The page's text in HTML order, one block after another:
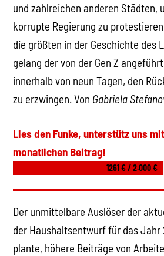
und zahlreichen anderen Städten,
korrupte Regierung zu
die größten in der Geschichte des
gelang der von der Gen Z
innerhalb von neun Tagen, den
zu erzwingen. Von Gabriela
Lies den Funke, unterstütz uns
monatlichen Beitrag!
1261 € / 2.000 €
Der unmittelbare Auslöser der
der Haushaltsentwurf für das Jahr
plante, höhere Beiträge von